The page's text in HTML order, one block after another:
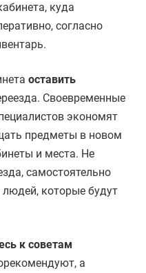
куда
согласно
оставить
Своевременные
экономят
предметы в новом
и места. Не
самостоятельно
которые будут
к советам
а